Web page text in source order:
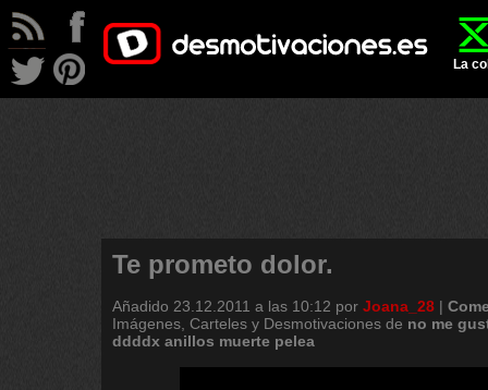
La
Te prometo dolor.
Añadido 23.12.2011 a las 10:12 por Joana_28 |
Imágenes, Carteles y Desmotivaciones de no me
ddddx anillos muerte pelea